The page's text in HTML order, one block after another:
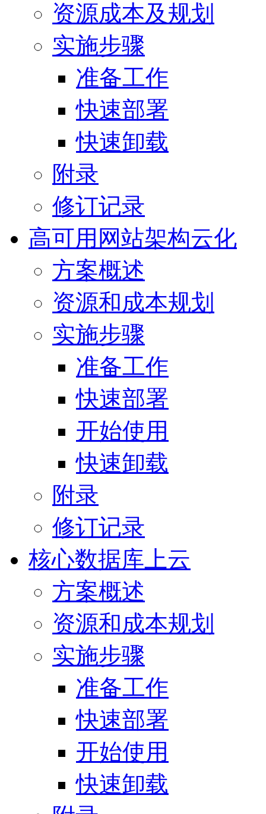
资源成本及规划
实施步骤
准备工作
快速部署
快速卸载
附录
修订记录
高可用网站架构云化
方案概述
资源和成本规划
实施步骤
准备工作
快速部署
开始使用
快速卸载
附录
修订记录
核心数据库上云
方案概述
资源和成本规划
实施步骤
准备工作
快速部署
开始使用
快速卸载